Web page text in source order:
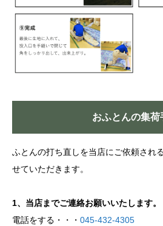
おふとんの集荷
ふとんの打ち直しを当店にご依頼され
せていただきます。
1、当店までご連絡お願いいたします。
電話をする・・・ 045-432-4305